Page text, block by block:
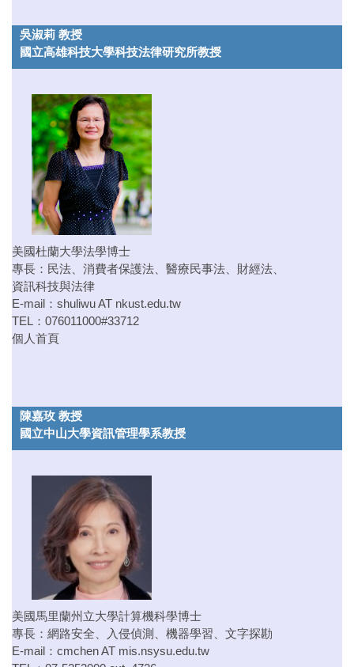
吳淑莉 教授
國立高雄科技大學科技法律研究所教授
美國杜蘭大學法學博士
專長：民法、消費者保護法、醫療民事法、財經法、
資訊科技與法律
E-mail： shuliwu AT nkust.edu.tw
TEL：076011000#33712
個人首頁
陳嘉玫 教授
國立中山大學資訊管理學系教授
美國馬里蘭州立大學計算機科學博士
專長：網路安全、入侵偵測、機器學習、文字探勘
E-mail： cmchen AT mis.nsysu.edu.tw